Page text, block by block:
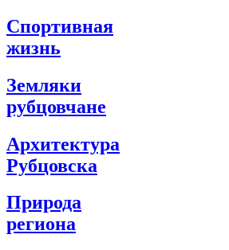
Спортивная
жизнь
Земляки
рубцовчане
Архитектура
Рубцовска
Природа
региона